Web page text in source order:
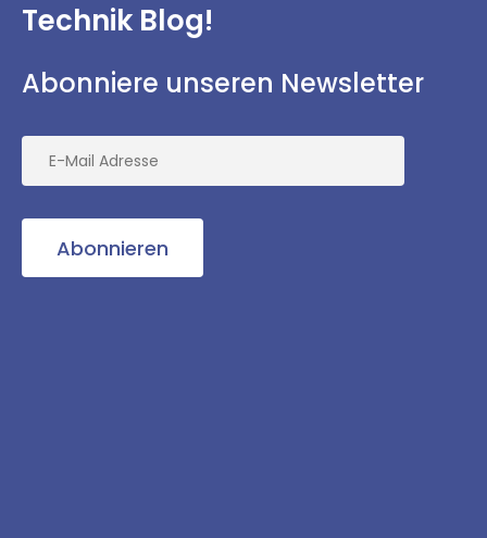
Technik Blog!
Abonniere unseren Newsletter
Abonnieren